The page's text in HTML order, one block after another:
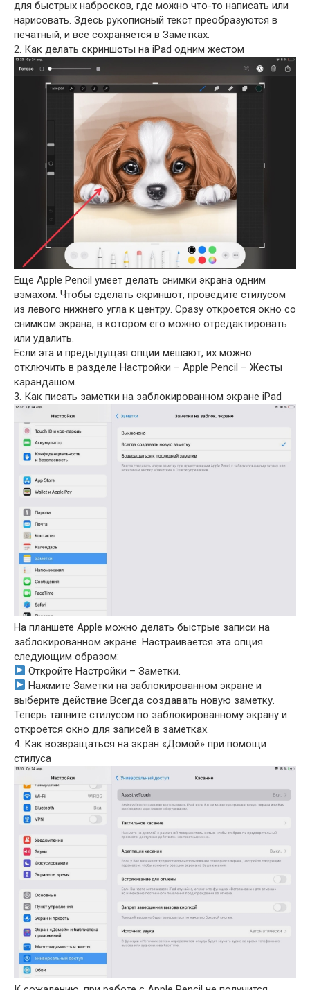
для быстрых набросков, где можно что-то написать или
нарисовать. Здесь рукописный текст преобразуются в
печатный, и все сохраняется в Заметках.
2. Как делать скриншоты на iPad одним жестом
Еще Apple Pencil умеет делать снимки экрана одним
взмахом. Чтобы сделать скриншот, проведите стилусом
из левого нижнего угла к центру. Сразу откроется окно со
снимком экрана, в котором его можно отредактировать
или удалить.
Если эта и предыдущая опции мешают, их можно
отключить в разделе Настройки – Apple Pencil – Жесты
карандашом.
3. Как писать заметки на заблокированном экране iPad
На планшете Apple можно делать быстрые записи на
заблокированном экране. Настраивается эта опция
следующим образом:
Откройте Настройки – Заметки.
Нажмите Заметки на заблокированном экране и
выберите действие Всегда создавать новую заметку.
Теперь тапните стилусом по заблокированному экрану и
откроется окно для записей в заметках.
4. Как возвращаться на экран «Домой» при помощи
стилуса